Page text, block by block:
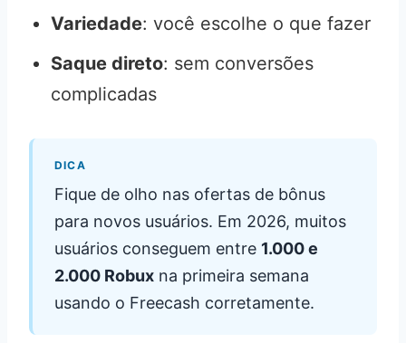
Variedade: você escolhe o que fazer
Saque direto: sem conversões
complicadas
DICA
Fique de olho nas ofertas de bônus
para novos usuários. Em 2026, muitos
usuários conseguem entre 1.000 e
2.000 Robux na primeira semana
usando o Freecash corretamente.